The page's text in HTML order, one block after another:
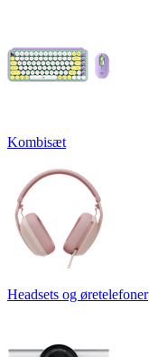
Kombisæt
Headsets og øretelefoner